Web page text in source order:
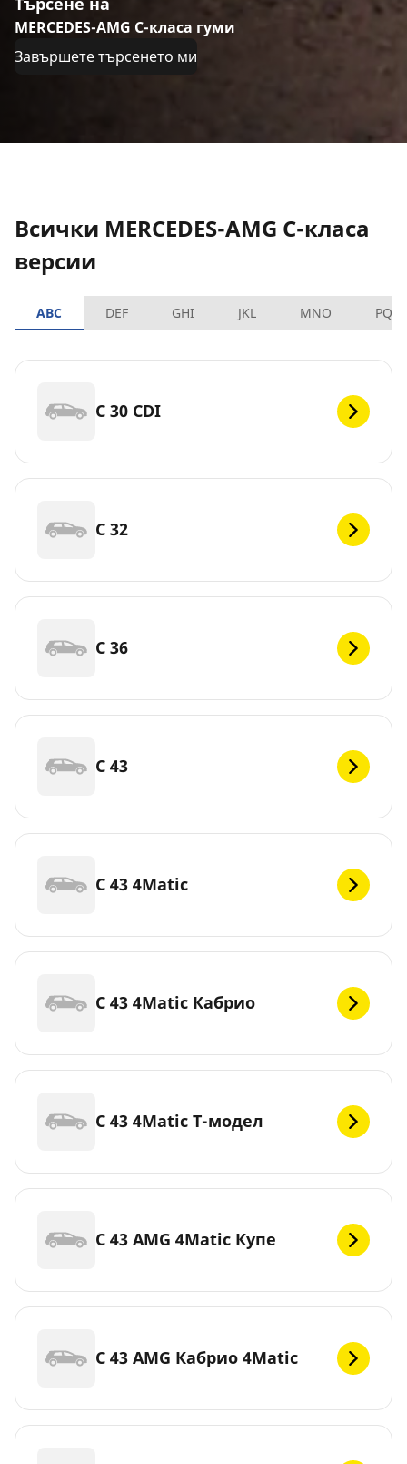
MERCEDES-AMG C-класа гуми
Завършете търсенето ми
Всички MERCEDES-AMG C-класа
версии
ABC DEF GHI JKL MNO PQRS
C 30 CDI
C 32
C 36
C 43
C 43 4Matic
C 43 4Matic Кабрио
C 43 4Matic Т-модел
C 43 AMG 4Matic Купе
C 43 AMG Кабрио 4Matic